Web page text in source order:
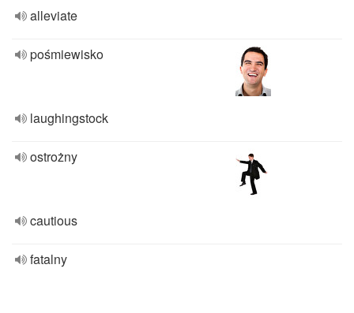
alleviate
pośmiewisko
laughingstock
ostrożny
cautious
fatalny